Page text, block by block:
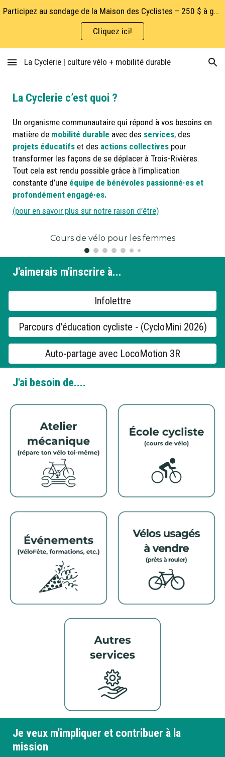
Skip to main content Skip to navigation
Participez au sondage de la Maison des Cyclistes – 250 $ à gagner!
Cliquez ici!
La Cyclerie | culture vélo + mobilité durable
La Cyclerie c’est quoi ?
Un organisme communautaire qui répond à vos besoins en
matière de mobilité durable avec des services, des
projets éducatifs et des actions collectives pour
transformer les façons de se déplacer à Trois-Rivières.
Tout cela est rendu possible grâce à l’implication
constante d’une équipe de bénévoles passionné·es et
profondément engagé·es.
(pour en savoir plus sur notre raison d’être)
Cours de vélo pour les femmes
J'aimerais m'inscrire à...
Infolettre
Parcours d'éducation cycliste - (CycloMini 2026)
Auto-partage avec LocoMotion 3R
J'ai besoin de....
Je veux m'impliquer et contribuer à la
mission